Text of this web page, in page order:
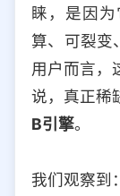
睐，是因
算、可裂变
用户而言，
说，真正稀
B引擎。
我们观察到：